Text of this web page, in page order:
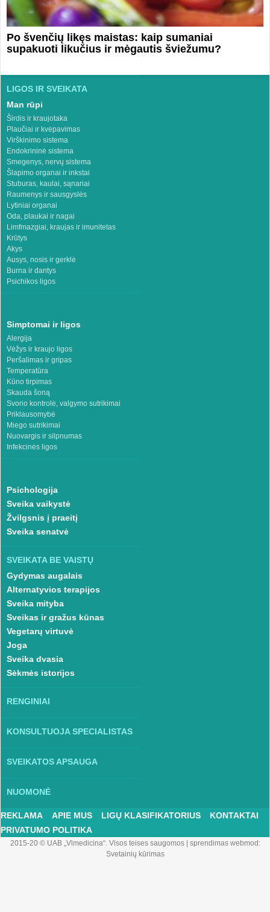
Po švenčių likęs maistas: kaip sumaniai
supakuoti likučius ir mėgautis šviežumu?
LIGOS IR SVEIKATA
Man rūpi
Širdis ir kraujotaka
Plaučiai ir kvėpavimas
Virškinimo sistema
Endokrininė sistema
Smegenys, nervų sistema
Šlapimo organai ir inkstai
Stuburas, kaulai, sąnariai
Raumenys ir sausgyslės
Lytiniai organai
Oda, plaukai ir nagai
Limfmazgiai, kraujas ir imunitetas
Krūtys
Akys
Ausys, nosis ir gerklė
Burna ir dantys
Psichikos ligos
Simptomai ir ligos
Alergija
Vėžys ir kraujo ligos
Peršalimas ir gripas
Temperatūra
Kūno tirpimas
Skauda šoną
Svorio kontrolė, valgymo sutrikimai
Priklausomybė
Miego sutrikimai
Nuovargis ir silpnumas
Infekcinės ligos
Psichologija
Sveika vaikystė
Žvilgsnis į praeitį
Sveika senatvė
SVEIKATA BE VAISTŲ
Gydymas augalais
Alternatyvios terapijos
Sveika mityba
Sveikas ir gražus kūnas
Vegetarų virtuvė
Joga
Sveika dvasia
Sėkmės istorijos
RENGINIAI
KONSULTUOJA SPECIALISTAS
SVEIKATOS APSAUGA
NUOMONĖ
REKLAMA APIE MUS LIGŲ KLASIFIKATORIUS
KONTAKTAI
PRIVATUMO POLITIKA
2015-20 © UAB „Vlmedicina“. Visos teises saugomos| sprendimas webmod:
Svetainių kūrimas